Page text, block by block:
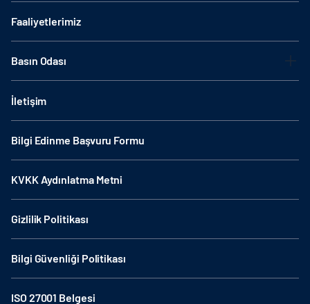
Faaliyetlerimiz
Basın Odası
İletişim
Bilgi Edinme Başvuru Formu
KVKK Aydınlatma Metni
Gizlilik Politikası
Bilgi Güvenliği Politikası
ISO 27001 Belgesi